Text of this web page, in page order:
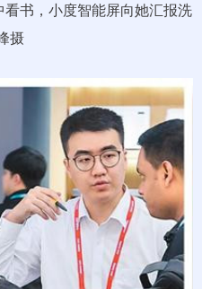
书，小度智能屏向她汇报洗
摄